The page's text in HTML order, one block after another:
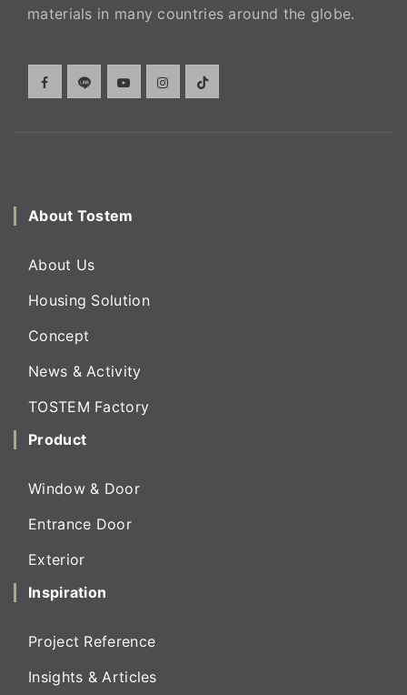
materials in many countries around the globe.
About Tostem
About Us
Housing Solution
Concept
News & Activity
TOSTEM Factory
Product
Window & Door
Entrance Door
Exterior
Inspiration
Project Reference
Insights & Articles